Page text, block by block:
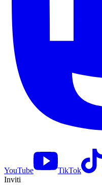
YouTube TikTok
Inviti